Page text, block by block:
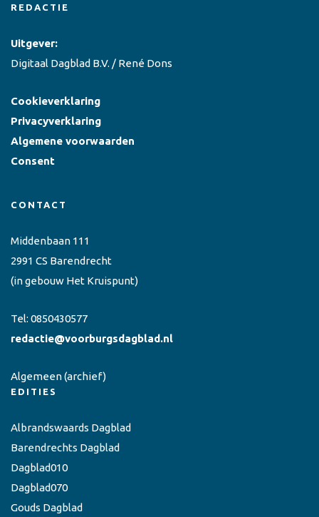
REDACTIE
Uitgever:
Digitaal Dagblad B.V. / René Dons
Cookieverklaring
Privacyverklaring
Algemene voorwaarden
Consent
CONTACT
Middenbaan 111
2991 CS Barendrecht
(in gebouw Het Kruispunt)
Tel: 0850430577
redactie@voorburgsdagblad.nl
Algemeen(archief)
EDITIES
Albrandswaards Dagblad
Barendrechts Dagblad
Dagblad010
Dagblad070
Gouds Dagblad